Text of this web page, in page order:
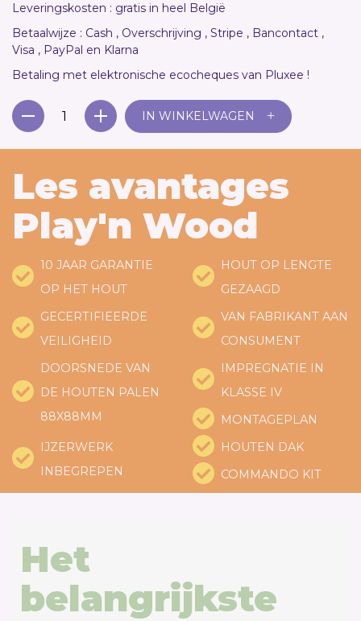
Leveringskosten : gratis in heel België
Betaalwijze : Cash , Overschrijving , Stripe , Bancontact ,
Visa , PayPal en Klarna
Betaling met elektronische ecocheques van Pluxee !
IN WINKELWAGEN +
Les avantages
Play'n Wood
10 JAAR GARANTIE
OP HET HOUT
HOUT OP LENGTE
GEZAAGD
GECERTIFIEERDE
VEILIGHEID
VAN FABRIKANT AAN
CONSUMENT
DOORSNEDE VAN
DE HOUTEN PALEN
88X88MM
IMPREGNATIE IN
KLASSE IV
MONTAGEPLAN
IJZERWERK
INBEGREPEN
HOUTEN DAK
COMMANDO KIT
Het
belangrijkste